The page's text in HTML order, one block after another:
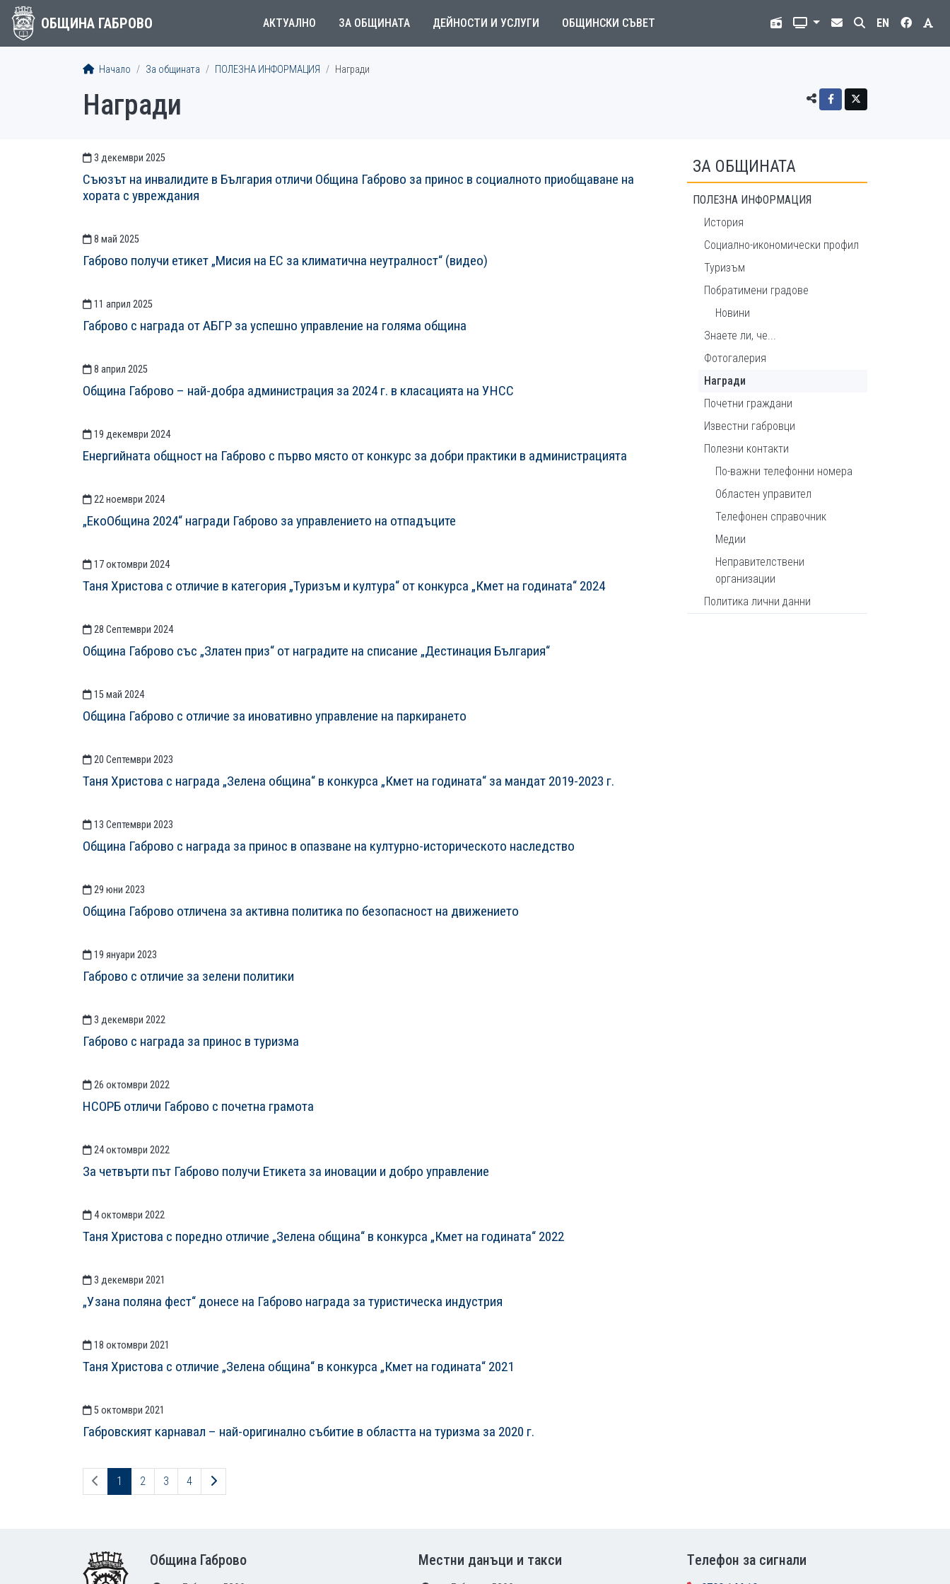
ОБЩИНА ГАБРОВО АКТУАЛНО ЗА ОБЩИНАТА ДЕЙНОСТИ И УСЛУГИ ОБЩИНСКИ СЪВЕТ EN
Начало За общината ПОЛЕЗНА ИНФОРМАЦИЯ Награди
Награди
СТАТИИСТАТИИ
3 декември 2025
Съюзът на инвалидите в България отличи Община Габрово за принос в социалното приобщаване на
хората с увреждания
8 май 2025
Габрово получи етикет „Мисия на ЕС за климатична неутралност“ (видео)
11 април 2025
Габрово с награда от АБГР за успешно управление на голяма община
8 април 2025
Община Габрово – най-добра администрация за 2024 г. в класацията на УНСС
19 декември 2024
Енергийната общност на Габрово с първо място от конкурс за добри практики в администрацията
22 ноември 2024
„ЕкоОбщина 2024“ награди Габрово за управлението на отпадъците
17 октомври 2024
Таня Христова с отличие в категория „Туризъм и култура“ от конкурса „Кмет на годината“ 2024
28 Септември 2024
Община Габрово със „Златен приз“ от наградите на списание „Дестинация България“
15 май 2024
Община Габрово с отличие за иновативно управление на паркирането
20 Септември 2023
Таня Христова с награда „Зелена община“ в конкурса „Кмет на годината“ за мандат 2019-2023 г.
13 Септември 2023
Община Габрово с награда за принос в опазване на културно-историческото наследство
29 юни 2023
Община Габрово отличeна за активна политика по безопасност на движението
19 януари 2023
Габрово с отличие за зелени политики
3 декември 2022
Габрово с награда за принос в туризма
26 октомври 2022
НСОРБ отличи Габрово с почетна грамота
24 октомври 2022
За четвърти път Габрово получи Етикета за иновации и добро управление
4 октомври 2022
Таня Христова с поредно отличие „Зелена община“ в конкурса „Кмет на годината“ 2022
3 декември 2021
„Узана поляна фест“ донесе на Габрово награда за туристическа индустрия
18 октомври 2021
Таня Христова с отличие „Зелена община“ в конкурса „Кмет на годината“ 2021
5 октомври 2021
Габровският карнавал – най-оригинално събитие в областта на туризма за 2020 г.
Предходна страница
1 2 3 4 Следваща страница
ЗА ОБЩИНАТА
ПОЛЕЗНА ИНФОРМАЦИЯ
История
Социално-икономически профил
Туризъм
Побратимени градове
Новини
Знаете ли, че...
Фотогалерия
Награди
Почетни граждани
Известни габровци
Полезни контакти
По-важни телефонни номера
Областен управител
Телефонен справочник
Медии
Неправителствени
организации
Политика лични данни
Община Габрово Местни данъци и такси Tелефон за сигнали